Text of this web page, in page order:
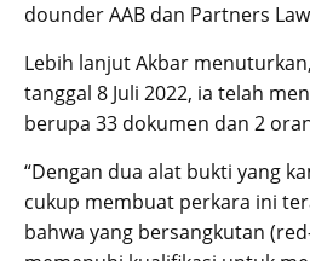
dounder AAB dan Partners
Lebih lanjut Akbar
tanggal 8 Juli 2022, ia telah
berupa 33 dokumen dan 2
“Dengan dua alat bukti yang
cukup membuat perkara ini
bahwa yang bersangkutan